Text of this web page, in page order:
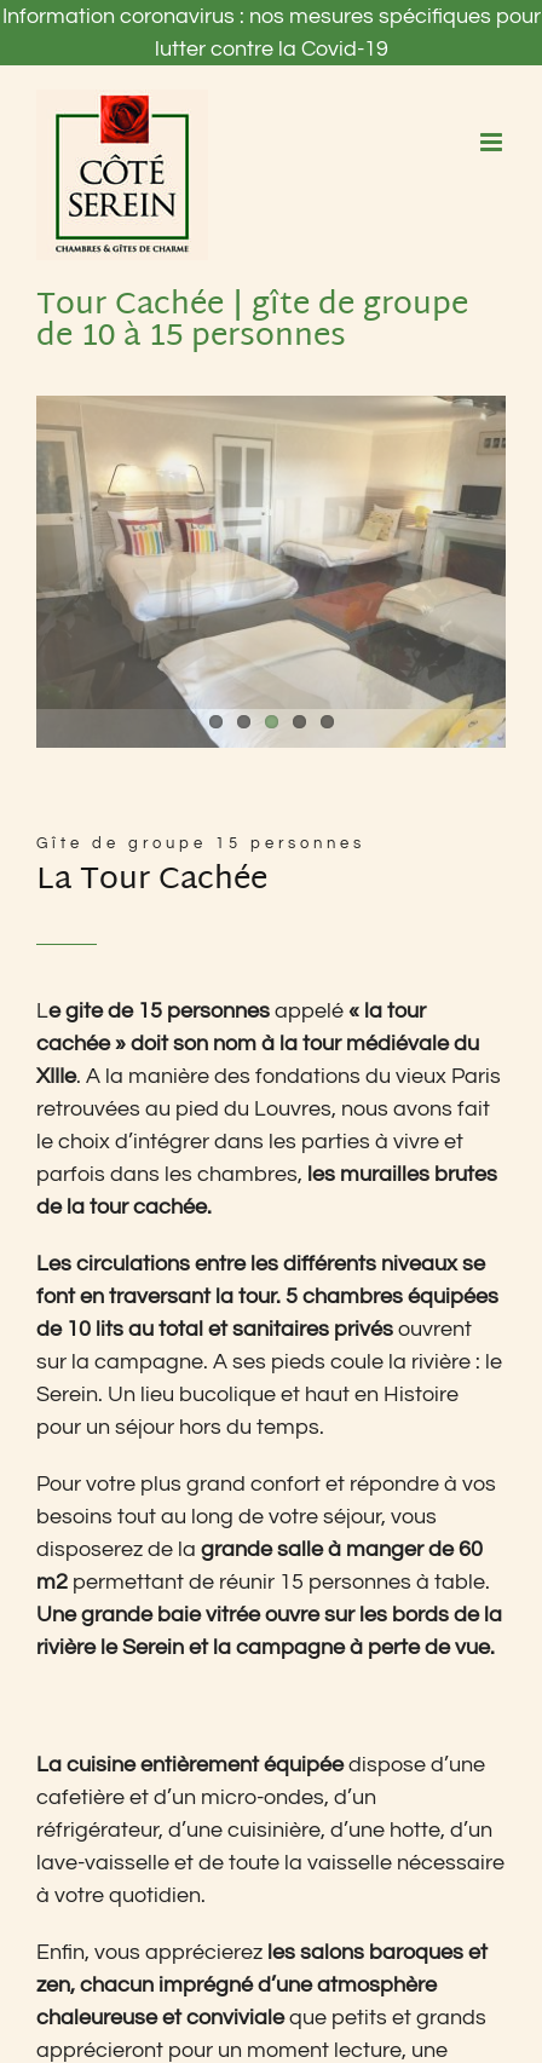
Passer
Information coronavirus : nos mesures spécifiques pour
lutter contre la Covid-19
Tour Cachée | gîte de groupe
de 10 à 15 personnes
Gîte de groupe 15 personnes
La Tour Cachée
Le gite de 15 personnes appelé « la tour
cachée » doit son nom à la tour médiévale du
XIIIe. A la manière des fondations du vieux Paris
retrouvées au pied du Louvres, nous avons fait
le choix d’intégrer dans les parties à vivre et
parfois dans les chambres, les murailles brutes
de la tour cachée.
Les circulations entre les différents niveaux se
font en traversant la tour. 5 chambres équipées
de 10 lits au total et sanitaires privés ouvrent
sur la campagne. A ses pieds coule la rivière : le
Serein. Un lieu bucolique et haut en Histoire
pour un séjour hors du temps.
Pour votre plus grand confort et répondre à vos
besoins tout au long de votre séjour, vous
disposerez de la grande salle à manger de 60
m2 permettant de réunir 15 personnes à table.
Une grande baie vitrée ouvre sur les bords de la
rivière le Serein et la campagne à perte de vue.
La cuisine entièrement équipéedispose d’une
cafetière et d’un micro-ondes, d’un
réfrigérateur, d’une cuisinière, d’une hotte, d’un
lave-vaisselle et de toute la vaisselle nécessaire
à votre quotidien.
Enfin, vous apprécierez les salons baroques et
zen, chacun imprégné d’une atmosphère
chaleureuse et convivialeque petits et grands
apprécieront pour un moment lecture, une